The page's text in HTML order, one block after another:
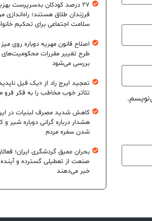
۲۷ درصد کودکان بدسرپرست
فرزندان طلاق هستند؛ راه‌اندازی
سلامت اجتماعی برای تحکیم
اصلاح قانون مهریه دوباره روی
طرح تغییر مقررات محکومیت‌های
بررسی می‌شود
تمجید ایرج راد از «یک فیل
تئاتر خوب مخاطب را به فکر فرو
کاهش شدید مصرف لبنیات در
هشدار درباره گرانی دوباره شیر
شدن سفره مردم
بحران عمیق گردشگری ایران؛
صنعت از تعطیلی گسترده و
خبر می‌دهند